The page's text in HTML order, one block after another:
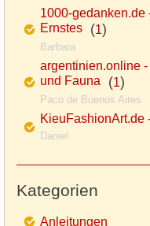
1000-gedanken.de
Ernstes (1)
Barbara
argentinien.online
und Fauna (1)
Paco de Buenos Aires
KieuFashionArt.de
Daniel
Kategorien
Anleitungen